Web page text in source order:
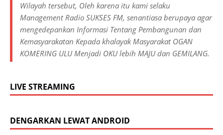
Wilayah tersebut, Oleh karena itu kami selaku
Management Radio SUKSES FM, senantiasa berupaya agar
mengedepankan Informasi Tentang Pembangunan dan
Kemasyarakatan Kepada khalayak Masyarakat OGAN
KOMERING ULU Menjadi OKU lebih MAJU dan GEMILANG.
LIVE STREAMING
DENGARKAN LEWAT ANDROID